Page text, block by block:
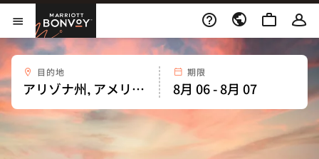
Skip to Content
メニューを開く
Marriott Bonvoy
目的地 期限